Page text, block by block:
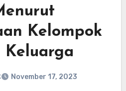
Kelompok
Keluarga
November 17, 2023